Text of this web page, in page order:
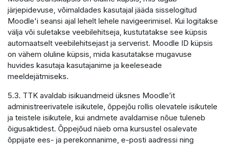
järjepidevuse, võimaldades kasutajal jääda sisselogitud
Moodle'i seansi ajal lehelt lehele navigeerimisel. Kui logitakse
välja või suletakse veebilehitseja, kustutatakse see küpsis
automaatselt veebilehitsejast ja serverist. Moodle ID küpsis
on vähem oluline küpsis, mida kasutatakse mugavuse
huvides kasutaja kasutajanime ja keeleseade
meeldejätmiseks.
5.3. TTK avaldab isikuandmeid üksnes Moodle’it
administreerivatele isikutele, õppejõu rollis olevatele isikutele
ja teistele isikutele, kui andmete avaldamise nõue tuleneb
õigusaktidest. Õppejõud näeb oma kursustel osalevate
õppijate ees- ja perekonnanime, e-posti aadressi ning